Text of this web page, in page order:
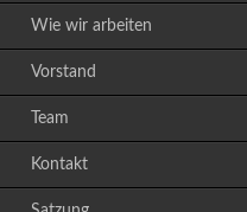
Wie wir arbeiten
Vorstand
Team
Kontakt